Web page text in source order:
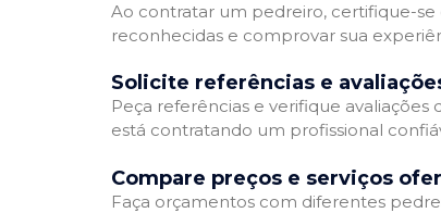
Ao contratar um pedreiro, certifique-se
reconhecidas e comprovar sua
Solicite referências e
Peça referências e verifique
está contratando um profissional
Compare preços e serviços
Faça orçamentos com diferentes